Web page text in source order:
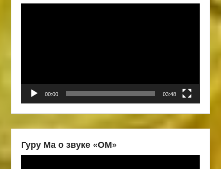
00:00 03:48
Гуру Ма о звуке «ОМ»